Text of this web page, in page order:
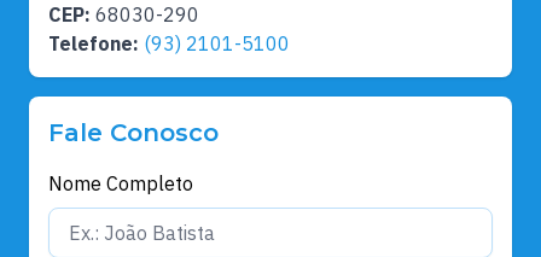
CEP: 68030-290
Telefone: (93) 2101-5100
Fale Conosco
Nome Completo